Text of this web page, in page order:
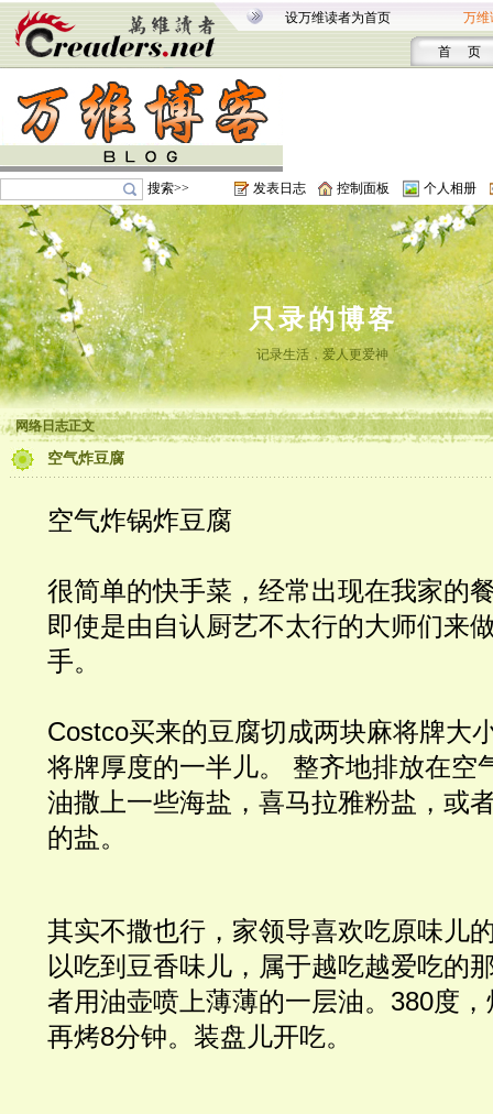
设万维读者为首页 万维
首 页
搜索>> 发表日志 控制面板 个人相册
只录的博客
记录生活，爱人更爱神
网络日志正文
空气炸豆腐
空气炸锅炸豆腐
很简单的快手菜，经常出现在我家的
即使是由自认厨艺不太行的大师们来
手。
Costco买来的豆腐切成两块麻将牌大
将牌厚度的一半儿。 整齐地排放在空
油撒上一些海盐，喜马拉雅粉盐，或
的盐。
其实不撒也行，家领导喜欢吃原味儿
以吃到豆香味儿，属于越吃越爱吃的
者用油壶喷上薄薄的一层油。380度
再烤8分钟。装盘儿开吃。